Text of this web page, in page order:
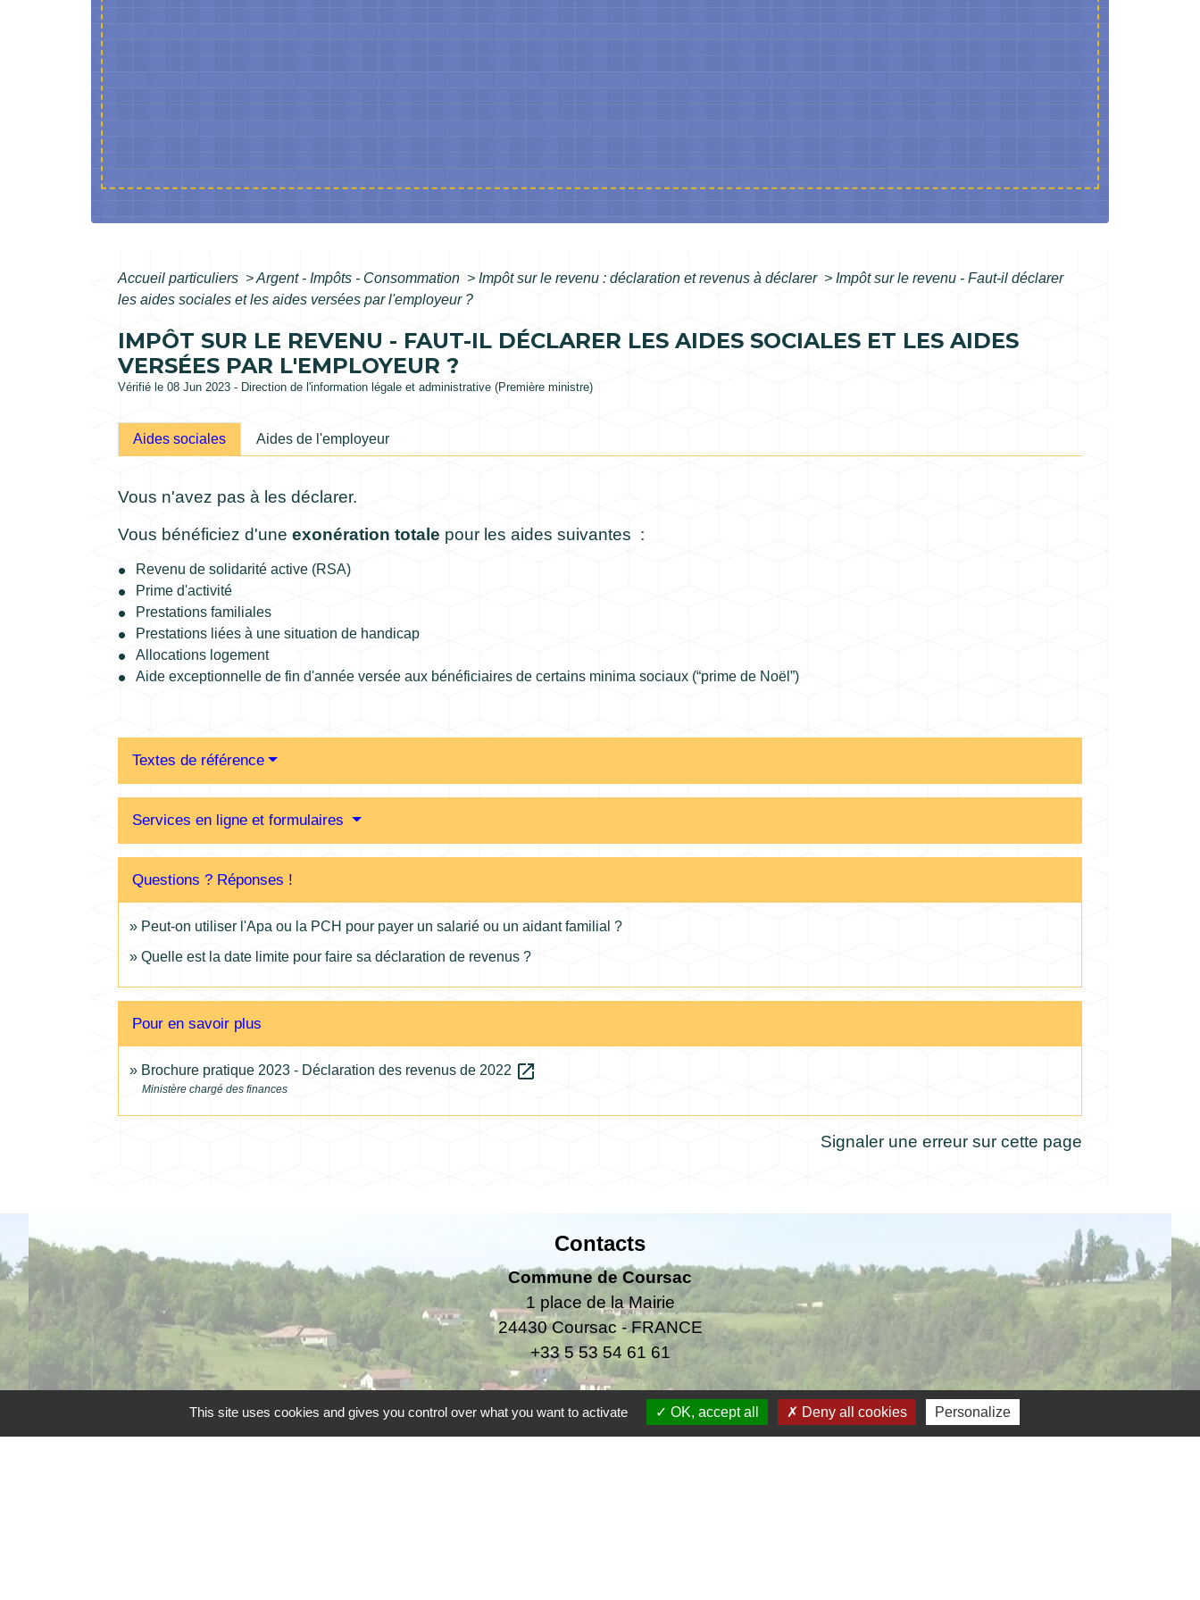
Accueil particuliers >Argent - Impôts - Consommation > Impôt sur le revenu : déclaration et revenus à déclarer > Impôt sur le revenu - Faut-il déclarer
les aides sociales et les aides versées par l'employeur ?
IMPÔT SUR LE REVENU - FAUT-IL DÉCLARER LES AIDES SOCIALES ET LES AIDES
VERSÉES PAR L'EMPLOYEUR ?
Vérifié le 08 Jun 2023 - Direction de l'information légale et administrative (Première ministre)
Aides sociales Aides de l'employeur
Vous n'avez pas à les déclarer.
Vous bénéficiez d'une exonération totale pour les aides suivantes :
Revenu de solidarité active (RSA)
Prime d'activité
Prestations familiales
Prestations liées à une situation de handicap
Allocations logement
Aide exceptionnelle de fin d'année versée aux bénéficiaires de certains minima sociaux (“prime de Noël”)
Textes de référence
Services en ligne et formulaires
Questions ? Réponses !
Peut-on utiliser l'Apa ou la PCH pour payer un salarié ou un aidant familial ?
Quelle est la date limite pour faire sa déclaration de revenus ?
Pour en savoir plus
Brochure pratique 2023 - Déclaration des revenus de 2022 open_in_new
Ministère chargé des finances
Signaler une erreur sur cette page
Contacts
Commune de Coursac
1 place de la Mairie
24430 Coursac - FRANCE
+33 5 53 54 61 61
Téléphone pour les urgences uniquement en dehors des horaires d'ouverture de la mairie
06.25.42.48.37
This site uses cookies and gives you control over what you want to activate OK, accept all Deny all cookies Personalize